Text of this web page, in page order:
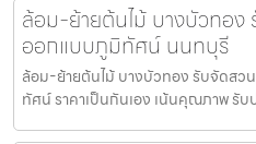
ล้อม-ย้ายต้นไม้ บางบัวทอ
ออกแบบภูมิทัศน์ นนทบุรี
ล้อม-ย้ายต้นไม้ บางบัวทอง รับจัดส
ทัศน์ ราคาเป็นกันเอง เน้นคุณภาพ รั